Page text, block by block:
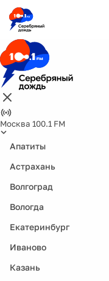
Москва 100.1 FM
Апатиты
Астрахань
Волгоград
Вологда
Екатеринбург
Иваново
Казань